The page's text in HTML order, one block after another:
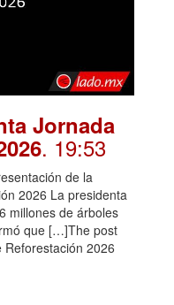
Jornada
. 19:53
de la
2026 La presidenta
millones de árboles
que […]The post
2026